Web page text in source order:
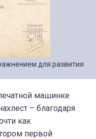
для развития
машинке
– благодаря
как
первой